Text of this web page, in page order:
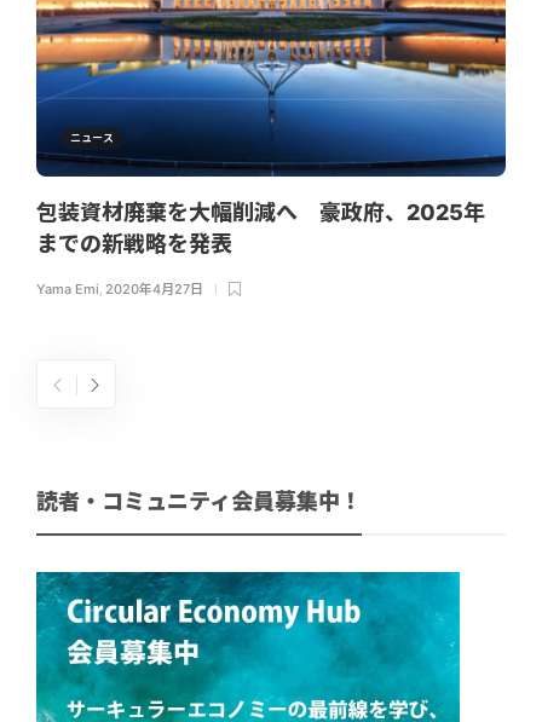
ニュース
包装資材廃棄を大幅削減へ 豪政府、2025年
までの新戦略を発表
Yama Emi, 2020年4月27日
読者・コミュニティ会員募集中！